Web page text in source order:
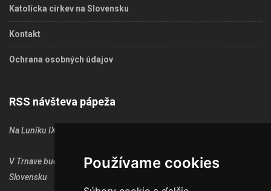
Používame cookies
Katolícka cirkev na Slovensku
Kontakt
Ochrana osobných údajov
RSS návšteva pápeža
Na Luníku IX oslávili druhé výročie návštevy Svätého Otca Františka
V Trnave bude výstava fotografií z návštevy Svätého Otca na
Slovensku